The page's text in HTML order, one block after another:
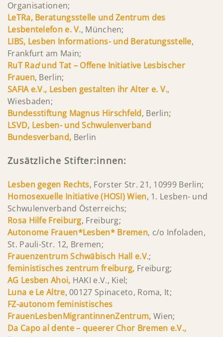
Organisationen;
LeTRa, Beratungsstelle und Zentrum des
Lesbentelefon e. V., München;
LIBS, Lesben Informations- und Beratungsstelle,
Frankfurt am Main;
RuT Radund Tat – Offene Initiative Lesbischer
Frauen, Berlin;
SAFIA e.V., Lesben gestalten ihr Alter e. V.,
Wiesbaden;
Bundesstiftung Magnus Hirschfeld, Berlin;
LSVD, Lesben- und Schwulenverband
Bundesverband, Berlin
Zusätzliche Stifter:innen:
Lesben gegen Rechts, Forster Str. 21, 10999 Berlin;
Homosexuelle Initiative (HOSI) Wien, 1. Lesben- und
Schwulenverband Österreichs;
Rosa Hilfe Freiburg, Freiburg;
Autonome Frauen*Lesben* Bremen, c/o Infoladen,
St. Pauli-Str. 12, Bremen;
Frauenzentrum Schwäbisch Hall e.V.;
feministisches zentrum freiburg, Freiburg;
AG Lesben Ahoi, HAKI e.V., Kiel;
Luna e Le Altre, 00127 Spinaceto, Roma, It;
FZ-autonom feministisches
FrauenLesbenMigrantinnenZentrum, Wien;
Da Capo al dente – queerer Chor Bremen e.V.,